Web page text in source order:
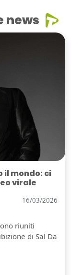
news
il mondo: ci
virale
16/03/2026
riuniti
di Sal Da